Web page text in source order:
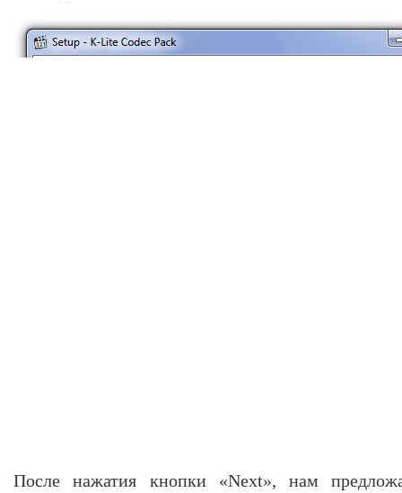
После нажатия кнопки «Next», нам